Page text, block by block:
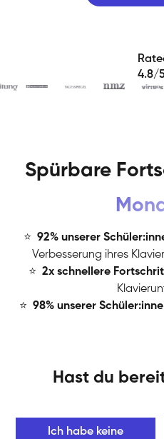
4.8/
Spürbare
⭐ 92% unserer
Verbesserung ihres
⭐ 2x schnellere
⭐ 98% unserer
Hast du
Ich habe keine